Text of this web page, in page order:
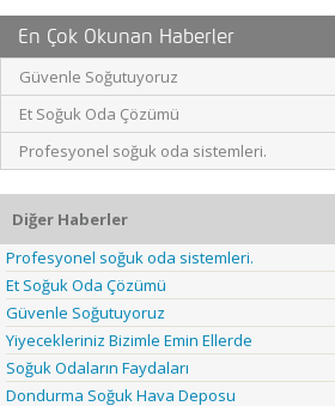
En Çok Okunan Haberler
Güvenle Soğutuyoruz
Et Soğuk Oda Çözümü
Profesyonel soğuk oda sistemleri.
Diğer Haberler
Profesyonel soğuk oda sistemleri.
Et Soğuk Oda Çözümü
Güvenle Soğutuyoruz
Yiyecekleriniz Bizimle Emin Ellerde
Soğuk Odaların Faydaları
Dondurma Soğuk Hava Deposu